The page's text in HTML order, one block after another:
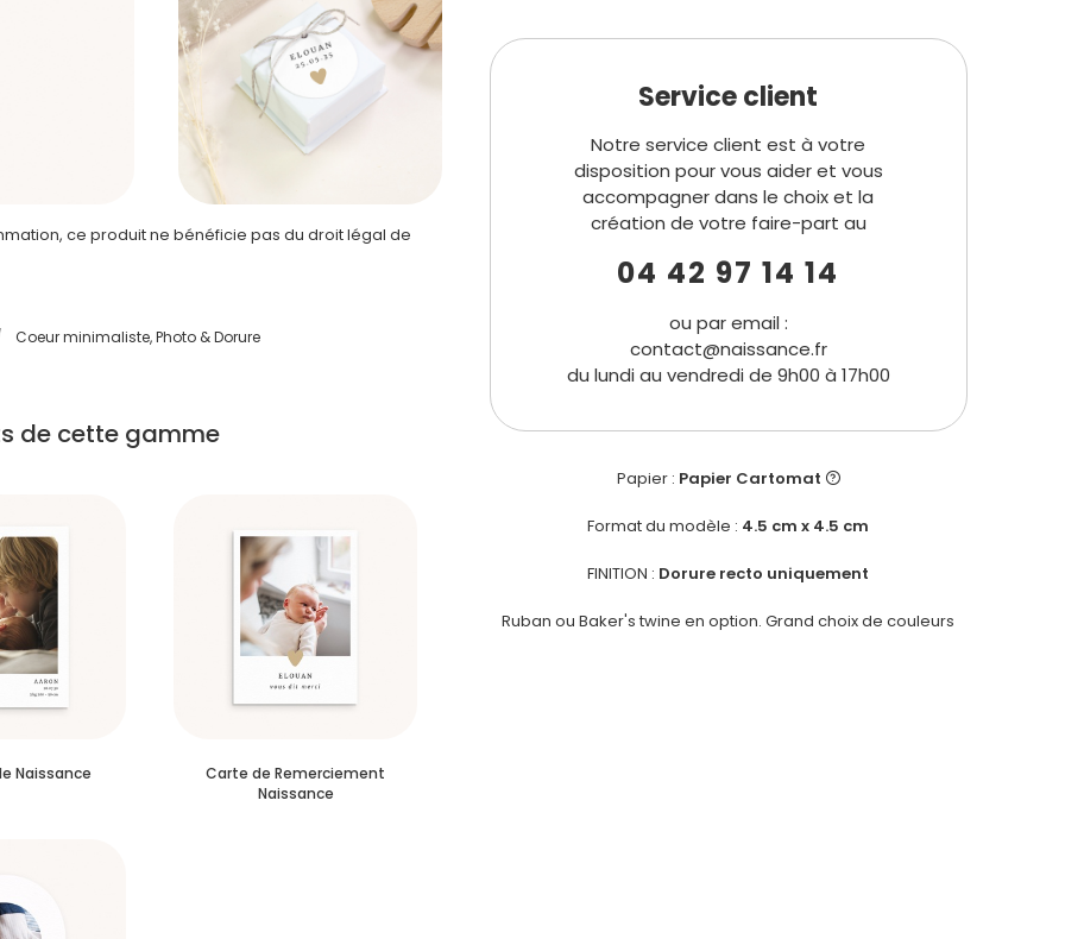
Papier : Papier Cartomat
Format du modèle : 4.5 cm x 4.5 cm
FINITION : Dorure recto uniquement
Ruban ou Baker's twine en option. Grand choix de couleurs
Service client
Notre service client est à votre
disposition pour vous aider et vous
accompagner dans le choix et la
création de votre faire-part au
04 42 97 14 14
ou par email :
contact@naissance.fr
du lundi au vendredi de 9h00 à 17h00
Coeur minimaliste, Photo & Dorure
ce produit ne bénéficie pas du droit légal de
de cette gamme
Naissance
Carte de Remerciement
Naissance